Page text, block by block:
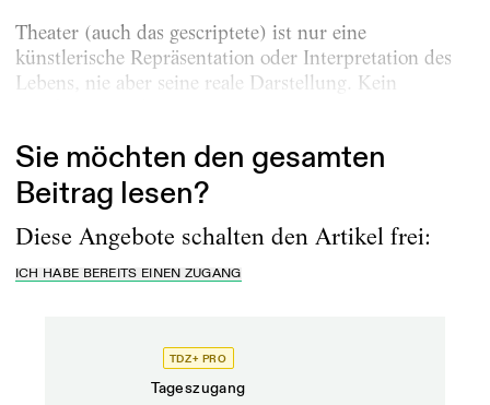
Theater (auch das gescriptete) ist nur eine
künstlerische Repräsentation oder Interpretation des
Lebens, nie aber seine reale Darstellung. Kein
Sie möchten den gesamten
Beitrag lesen?
Diese Angebote schalten den Artikel frei:
ICH HABE BEREITS EINEN ZUGANG
TDZ+ PRO
Tageszugang